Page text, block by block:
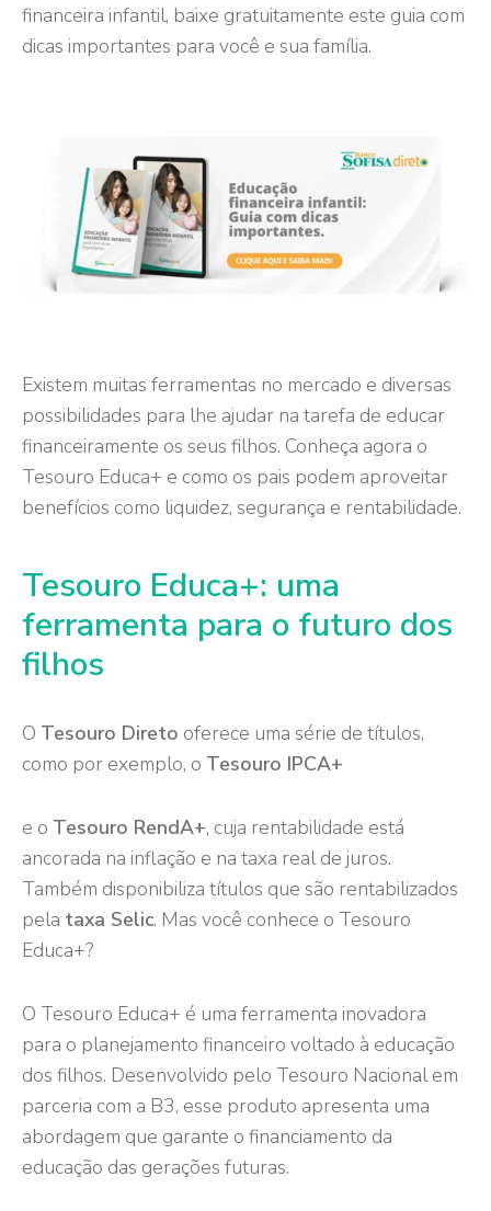
financeira infantil, baixe gratuitamente este guia com
dicas importantes para você e sua família.
Existem muitas ferramentas no mercado e diversas
possibilidades para lhe ajudar na tarefa de educar
financeiramente os seus filhos. Conheça agora o
Tesouro Educa+ e como os pais podem aproveitar
benefícios como liquidez, segurança e rentabilidade.
Tesouro Educa+: uma
ferramenta para o futuro dos
filhos
O Tesouro Direto oferece uma série de títulos,
como por exemplo, o Tesouro IPCA+
e o Tesouro RendA+, cuja rentabilidade está
ancorada na inflação e na taxa real de juros.
Também disponibiliza títulos que são rentabilizados
pela taxa Selic. Mas você conhece o Tesouro
Educa+?
O Tesouro Educa+ é uma ferramenta inovadora
para o planejamento financeiro voltado à educação
dos filhos. Desenvolvido pelo Tesouro Nacional em
parceria com a B3, esse produto apresenta uma
abordagem que garante o financiamento da
educação das gerações futuras.